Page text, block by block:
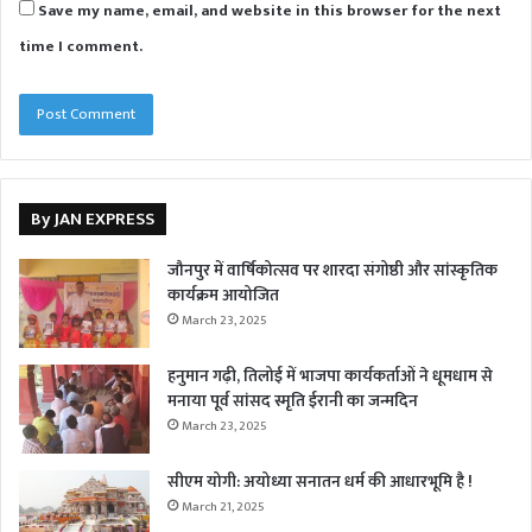
Save my name, email, and website in this browser for the next
time I comment.
By JAN EXPRESS
जौनपुर में वार्षिकोत्सव पर शारदा संगोष्ठी और सांस्कृतिक
कार्यक्रम आयोजित
March 23, 2025
हनुमान गढ़ी, तिलोई में भाजपा कार्यकर्ताओं ने धूमधाम से
मनाया पूर्व सांसद स्मृति ईरानी का जन्मदिन
March 23, 2025
सीएम योगी: अयोध्या सनातन धर्म की आधारभूमि है !
March 21, 2025